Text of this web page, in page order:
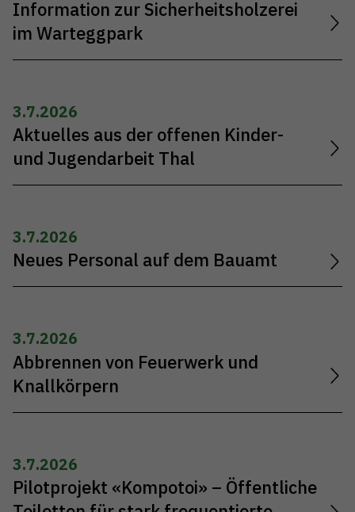
Information zur Sicherheitsholzerei
im Warteggpark
3.7.2026
Aktuelles aus der offenen Kinder-
und Jugendarbeit Thal
3.7.2026
Neues Personal auf dem Bauamt
3.7.2026
Abbrennen von Feuerwerk und
Knallkörpern
3.7.2026
Pilotprojekt «Kompotoi» – Öffentliche